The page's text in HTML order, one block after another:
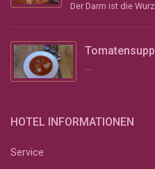
...
HOTEL INFORMATIONEN
Service